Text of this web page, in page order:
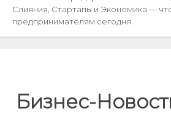
Слияния, Стартапы и Экономика —
предпринимателям сегодня
Бизнес-